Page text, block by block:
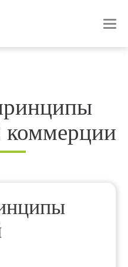
T
g
g
коммерции